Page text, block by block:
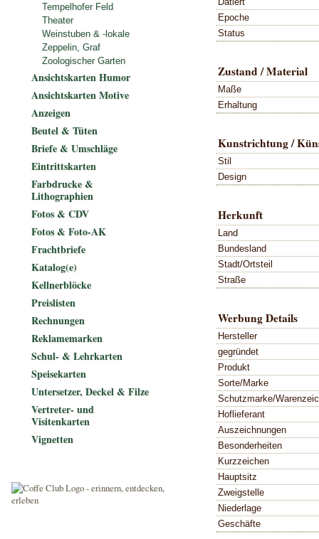
Epoche
Status
Zustand / Material
Maße
Erhaltung
Kunstrichtung /
Stil
Design
Herkunft
Land
Bundesland
Stadt/Ortsteil
Straße
Werbung Details
Hersteller
gegründet
Produkt
Sorte/Marke
Schutzmarke/
Hoflieferant
Auszeichnungen
Besonderheiten
Kurzzeichen
Hauptsitz
Zweigstelle
Niederlage
Geschäfte
Tempelhofer Feld
Theater
Weinstuben & -lokale
Zeppelin, Graf
Zoologischer Garten
Ansichtskarten Humor
Ansichtskarten Motive
Anzeigen
Beutel & Tüten
Briefe & Umschläge
Eintrittskarten
Farbdrucke &
Lithographien
Fotos & CDV
Fotos & Foto-AK
Frachtbriefe
Katalog(e)
Kellnerblöcke
Preislisten
Rechnungen
Reklamemarken
Schul- & Lehrkarten
Speisekarten
Untersetzer, Deckel & Filze
Vertreter- und
Visitenkarten
Vignetten